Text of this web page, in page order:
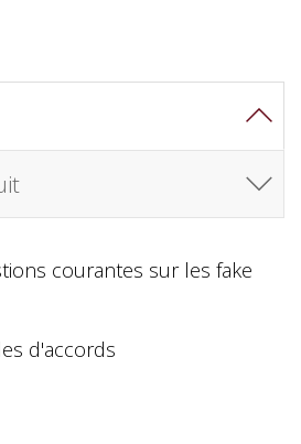
courantes sur les fake
d'accords